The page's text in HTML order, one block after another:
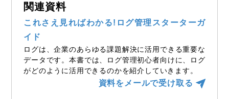
関連資料
これさえ見ればわかる!ログ管理スターターガ
イド
ログは、企業のあらゆる課題解決に活用できる重要な
データです。本書では、ログ管理初心者向けに、ログ
がどのように活用できるのかを紹介していきます。
資料をメールで受け取る